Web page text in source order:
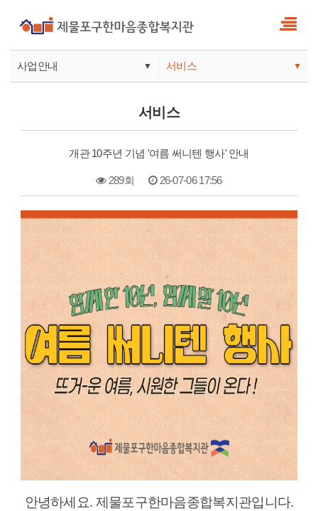
사업안내 ▼
기관안내
서비스 ▼
서비스
참여
서비스
개관 10주년 기념 '여름 써니텐 행사' 안내
289회 26-07-06 17:56
본문
안녕하세요. 제물포구한마음종합복지관입니다.